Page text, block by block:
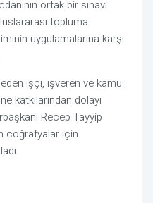
ortak bir sınavı
topluma
uygulamalarına karşı
işçi, işveren ve kamu
katkılarından dolayı
Recep Tayyip
coğrafyalar için